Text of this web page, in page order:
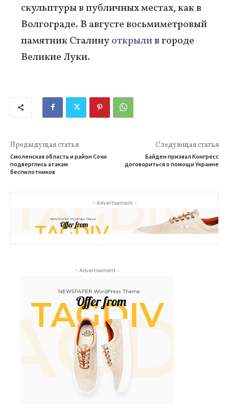
скульптуры в публичных местах, как в
Волгограде. В августе восьмиметровый
памятник Сталинуоткрылив городе
Великие Луки.
Предыдущая статья
Смоленская область и район Сочи
подверглись атакам
беспилотников
Следующая статья
Байден призвал Конгресс
договориться о помощи Украине
- Advertisement -
- Advertisement -